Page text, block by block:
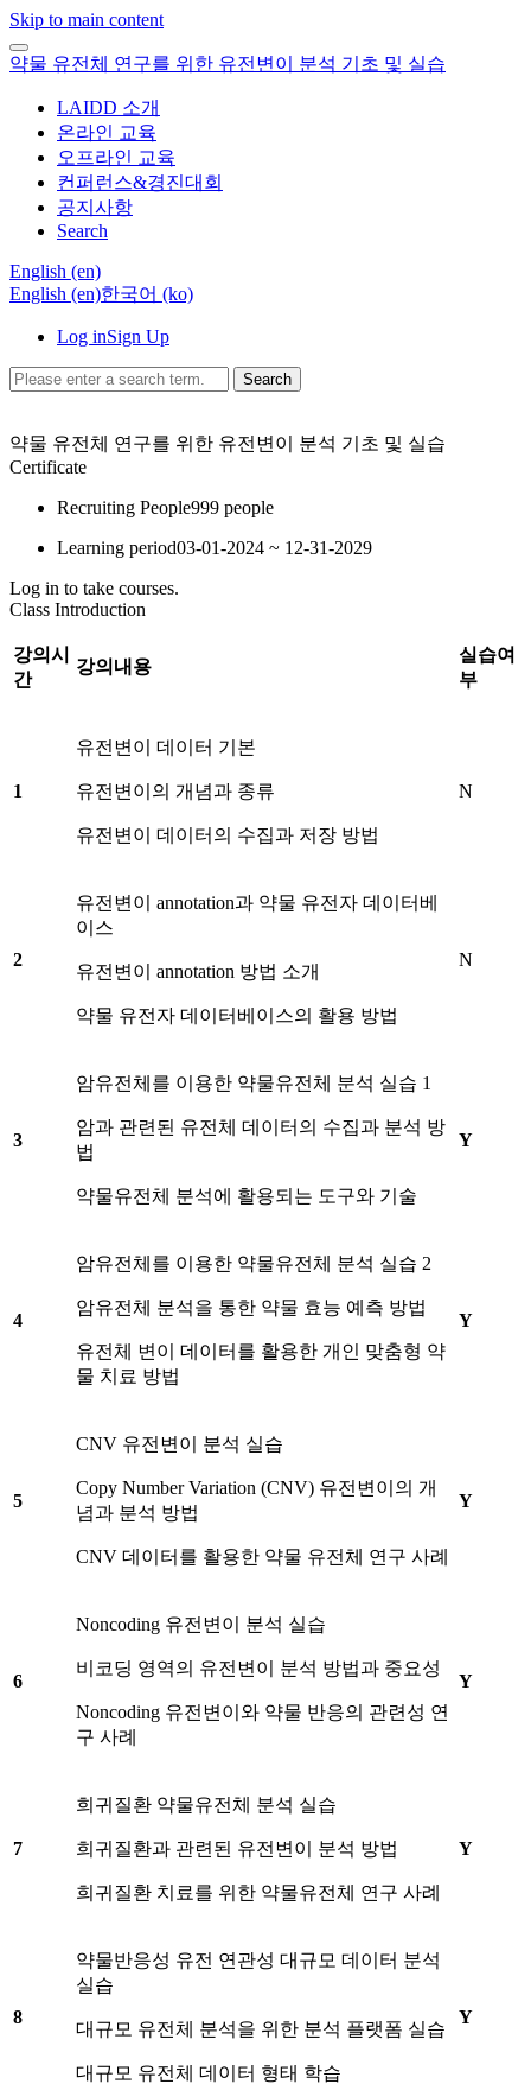
Skip to main content
약물 유전체 연구를 위한 유전변이 분석 기초 및 실습
LAIDD 소개
온라인 교육
오프라인 교육
컨퍼런스&경진대회
공지사항
Search
English ‎(en)‎
English ‎(en)‎한국어 ‎(ko)‎
Log inSign Up
Search
약물 유전체 연구를 위한 유전변이 분석 기초 및 실습
Certificate
Recruiting People999 people
Learning period03-01-2024 ~ 12-31-2029
Log in to take courses.
Class Introduction
강의시
간
강의내용
실습여
부
1
유전변이 데이터 기본
유전변이의 개념과 종류
유전변이 데이터의 수집과 저장 방법
N
2
유전변이 annotation과 약물 유전자 데이터베
이스
유전변이 annotation 방법 소개
약물 유전자 데이터베이스의 활용 방법
N
3
암유전체를 이용한 약물유전체 분석 실습 1
암과 관련된 유전체 데이터의 수집과 분석 방
법
약물유전체 분석에 활용되는 도구와 기술
Y
4
암유전체를 이용한 약물유전체 분석 실습 2
암유전체 분석을 통한 약물 효능 예측 방법
유전체 변이 데이터를 활용한 개인 맞춤형 약
물 치료 방법
Y
5
CNV 유전변이 분석 실습
Copy Number Variation (CNV) 유전변이의 개
념과 분석 방법
CNV 데이터를 활용한 약물 유전체 연구 사례
Y
6
Noncoding 유전변이 분석 실습
비코딩 영역의 유전변이 분석 방법과 중요성
Noncoding 유전변이와 약물 반응의 관련성 연
구 사례
Y
7
희귀질환 약물유전체 분석 실습
희귀질환과 관련된 유전변이 분석 방법
희귀질환 치료를 위한 약물유전체 연구 사례
Y
8
약물반응성 유전 연관성 대규모 데이터 분석
실습
대규모 유전체 분석을 위한 분석 플랫폼 실습
대규모 유전체 데이터 형태 학습
Y